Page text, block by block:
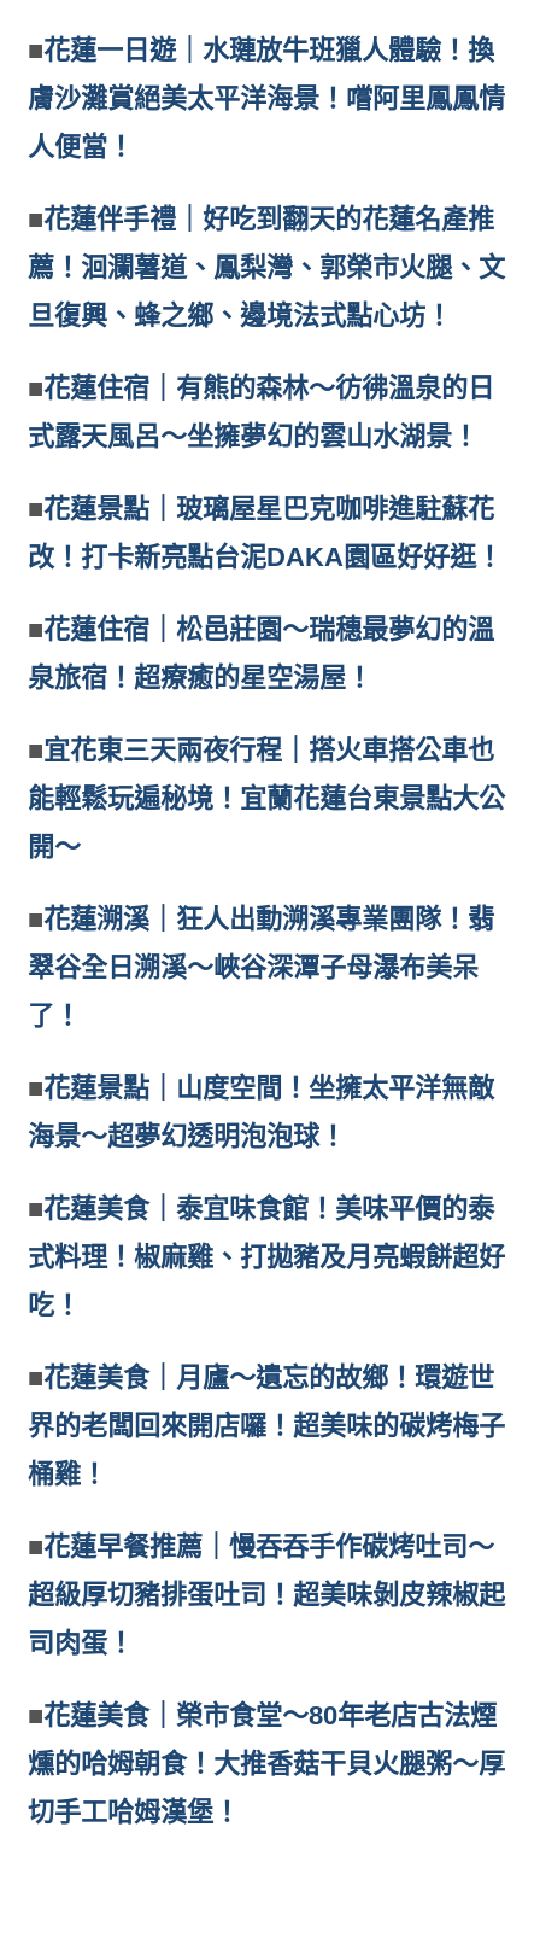
■花蓮一日遊｜水璉放牛班獵人體驗！換
膚沙灘賞絕美太平洋海景！嚐阿里鳳鳳情
人便當！
■花蓮伴手禮｜好吃到翻天的花蓮名產推
薦！洄瀾薯道、鳳梨灣、郭榮市火腿、文
旦復興、蜂之鄉、邊境法式點心坊！
■花蓮住宿｜有熊的森林～彷彿溫泉的日
式露天風呂～坐擁夢幻的雲山水湖景！
■花蓮景點｜玻璃屋星巴克咖啡進駐蘇花
改！打卡新亮點台泥DAKA園區好好逛！
■花蓮住宿｜松邑莊園～瑞穗最夢幻的溫
泉旅宿！超療癒的星空湯屋！
■宜花東三天兩夜行程｜搭火車搭公車也
能輕鬆玩遍秘境！宜蘭花蓮台東景點大公
開～
■花蓮溯溪｜狂人出動溯溪專業團隊！翡
翠谷全日溯溪～峽谷深潭子母瀑布美呆
了！
■花蓮景點｜山度空間！坐擁太平洋無敵
海景～超夢幻透明泡泡球！
■花蓮美食｜泰宜味食館！美味平價的泰
式料理！椒麻雞、打拋豬及月亮蝦餅超好
吃！
■花蓮美食｜月廬～遺忘的故鄉！環遊世
界的老闆回來開店囉！超美味的碳烤梅子
桶雞！
■花蓮早餐推薦｜慢吞吞手作碳烤吐司～
超級厚切豬排蛋吐司！超美味剝皮辣椒起
司肉蛋！
■花蓮美食｜榮市食堂～80年老店古法煙
燻的哈姆朝食！大推香菇干貝火腿粥～厚
切手工哈姆漢堡！